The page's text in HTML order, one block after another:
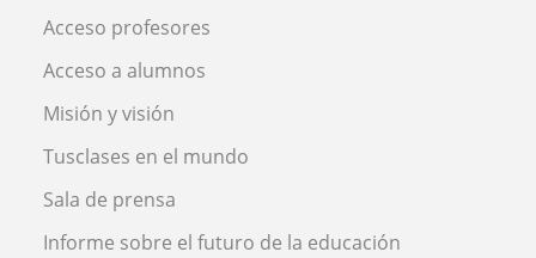
Acceso profesores
Acceso a alumnos
Misión y visión
Tusclases en el mundo
Sala de prensa
Informe sobre el futuro de la educación